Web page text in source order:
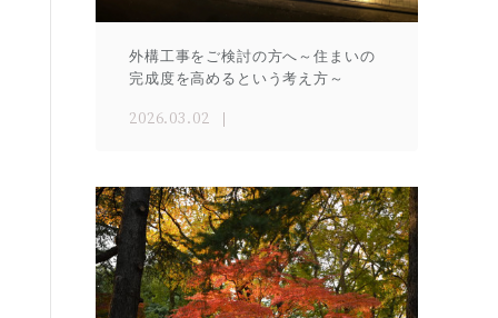
外構工事をご検討の方へ～住まいの
完成度を高めるという考え方～
2026.03.02